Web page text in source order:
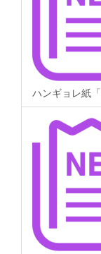
ハンギョレ紙